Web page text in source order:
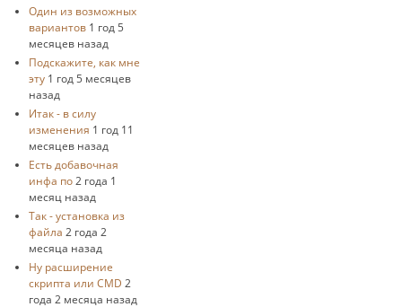
Один из возможных
вариантов 1 год 5
месяцев назад
Подскажите, как мне
эту 1 год 5 месяцев
назад
Итак - в силу
изменения 1 год 11
месяцев назад
Есть добавочная
инфа по 2 года 1
месяц назад
Так - установка из
файла 2 года 2
месяца назад
Ну расширение
скрипта или CMD 2
года 2 месяца назад